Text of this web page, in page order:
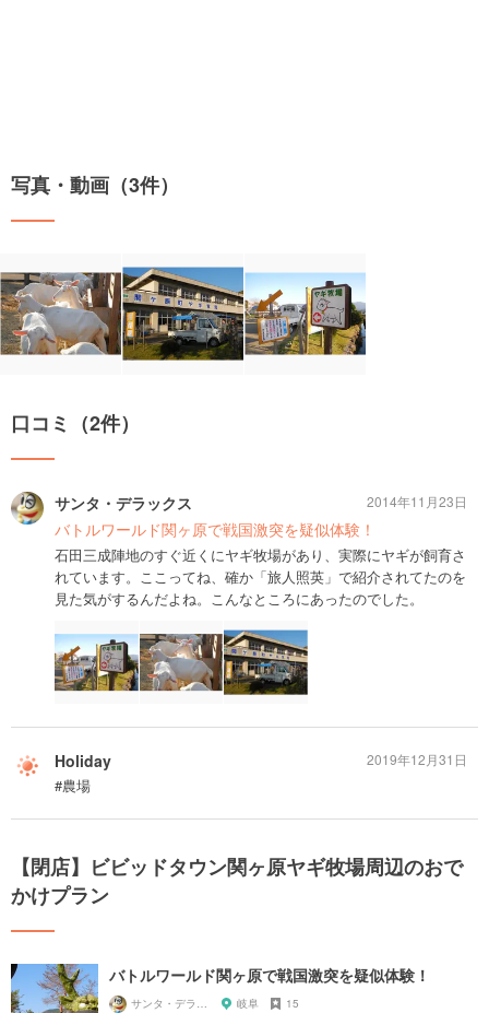
写真・動画（3件）
口コミ（2件）
サンタ・デラックス
バトルワールド関ヶ原で戦国激突を疑似体験！
石田三成陣地のすぐ近くにヤギ牧場があり、実際にヤギが飼育さ
れています。ここってね、確か「旅人照英」で紹介されてたのを
見た気がするんだよね。こんなところにあったのでした。
2014年11月23日
Holiday
#農場
2019年12月31日
【閉店】ビビッドタウン関ヶ原ヤギ牧場周辺のおで
かけプラン
バトルワールド関ヶ原で戦国激突を疑似体験！
サンタ・デラックス 岐阜 15